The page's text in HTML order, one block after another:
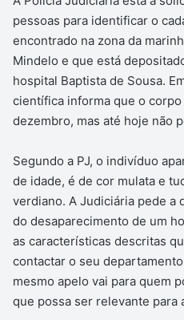
pessoas para identificar o
encontrado na zona da
Mindelo e que está
hospital Baptista de Sousa.
científica informa que o
dezembro, mas até hoje não
Segundo a PJ, o indivíduo
de idade, é de cor mulata e
verdiano. A Judiciária pede a
do desaparecimento de um
as características descritas
contactar o seu
mesmo apelo vai para quem
que possa ser relevante para